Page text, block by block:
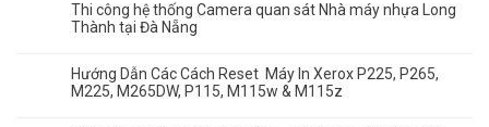
Thi công hệ thống Camera quan sát Nhà máy nhựa Long
Thành tại Đà Nẵng
Hướng Dẫn Các Cách Reset Máy In Xerox P225, P265,
M225, M265DW, P115, M115w & M115z